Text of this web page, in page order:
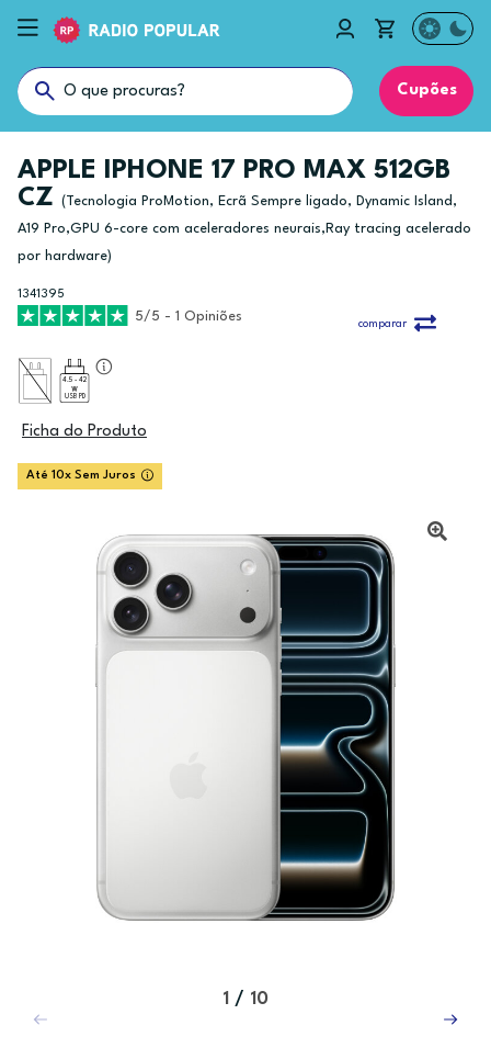
Cupões
APPLE IPHONE 17 PRO MAX 512GB
CZ
(Tecnologia ProMotion, Ecrã Sempre ligado, Dynamic Island,
A19 Pro,GPU 6-core com aceleradores neurais,Ray tracing acelerado
por hardware)
1341395
5/5 - 1 Opiniões
comparar
4.5 - 42
USB PD
Ficha do Produto
Até 10x Sem Juros
1 / 10